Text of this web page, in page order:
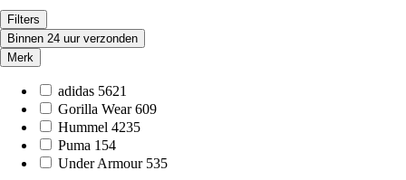
Filters
Binnen 24 uur verzonden
Merk
adidas 5621
Gorilla Wear 609
Hummel 4235
Puma 154
Under Armour 535